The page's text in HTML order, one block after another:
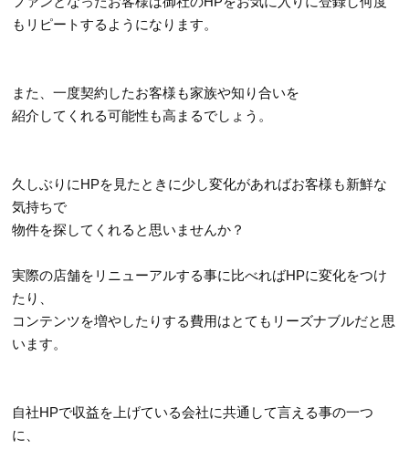
もリピートするようになります。
また、一度契約したお客様も家族や知り合いを
紹介してくれる可能性も高まるでしょう。
久しぶりにHPを見たときに少し変化があればお客様も新鮮な
気持ちで
物件を探してくれると思いませんか？
実際の店舗をリニューアルする事に比べればHPに変化をつけ
たり、
コンテンツを増やしたりする費用はとてもリーズナブルだと思
います。
自社HPで収益を上げている会社に共通して言える事の一つ
に、